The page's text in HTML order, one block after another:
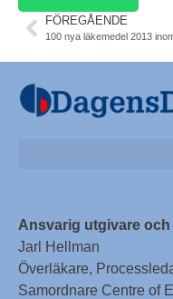
FÖREGÅENDE
Ansvarig utgivare och
Jarl Hellman
Överläkare,
Samordnare Centre of